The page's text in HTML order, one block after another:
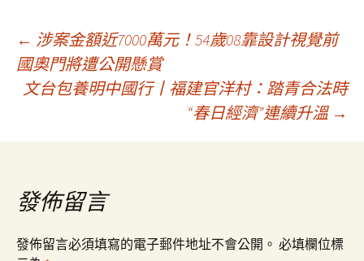
文
章
導
覽
← 涉案金額近7000萬元！54歲08靠設計視覺前
國奧門將遭公開懸賞
文台包養明中國行丨福建官洋村：踏青合法時
“春日經濟”連續升溫 →
發佈留言
發佈留言必須填寫的電子郵件地址不會公開。 必填欄位標